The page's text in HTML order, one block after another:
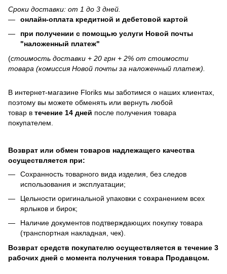
Сроки доставки: от 1 до 3 дней.
онлайн-оплата кредитной и дебетовой картой
при получении с помощью услуги Новой почты
"наложенный платеж"
(стоимость доставки + 20 грн + 2% от стоимости
товара (комиссия Новой почты за наложенный платеж).
В интернет-магазине Floriks мы заботимся о наших клиентах,
поэтому вы можете обменять или вернуть любой
товар в течение 14 дней после получения товара
покупателем.
Возврат или обмен товаров надлежащего качества
осуществляется при:
Сохранность товарного вида изделия, без следов
использования и эксплуатации;
Цельности оригинальной упаковки с сохранением всех
ярлыков и бирок;
Наличие документов подтверждающих покупку товара
(транспортная накладная, чек).
Возврат средств покупателю осуществляется в течение 3
рабочих дней с момента получения товара Продавцом.